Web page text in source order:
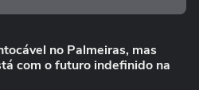
no Palmeiras, mas
com o futuro indefinido na